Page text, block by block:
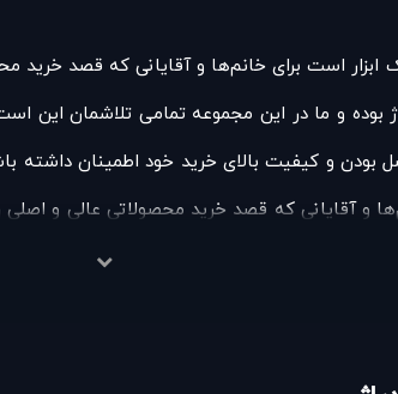
است برای خانم‌ها و آقایانی که قصد خرید
و ما در این مجموعه تمامی تلاشمان این
بودن و کیفیت بالای خرید خود اطمینان داشته
و آقایانی که قصد خرید محصولاتی عالی و
تمامی تلاشمان این است که مشتری‌هایمان